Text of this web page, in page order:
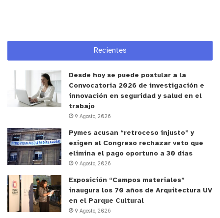
Recientes
Desde hoy se puede postular a la
Convocatoria 2026 de investigación e
innovación en seguridad y salud en el
trabajo
9 Agosto, 2026
Pymes acusan “retroceso injusto” y
exigen al Congreso rechazar veto que
elimina el pago oportuno a 30 días
9 Agosto, 2026
Exposición “Campos materiales”
inaugura los 70 años de Arquitectura UV
en el Parque Cultural
9 Agosto, 2026